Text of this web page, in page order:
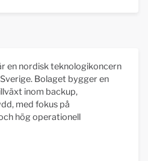
en nordisk teknologikoncern
Bolaget bygger en
inom backup,
med fokus på
hög operationell